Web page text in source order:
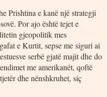
Prishtina e kanë një strategji
Por ajo është tejet e
gjeopolitik mes
e Kurtit, sepse me siguri ai
serbë gjatë majit dhe do
me amerikanët, qoftë
dhe nënshkruhet, siç